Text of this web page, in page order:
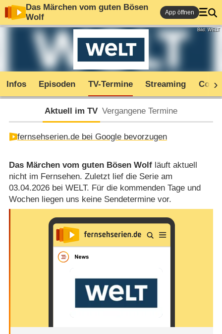
Das Märchen vom guten Bösen
Wolf
App öffnen
Bild: WELT
Infos Episoden TV-Termine Streaming
Aktuell im TV Vergangene Termine
fernsehserien.de bei Google bevorzugen
Das Märchen vom guten Bösen Wolfläuft aktuell
nicht im Fernsehen. Zuletzt lief die Serie am
03.04.2026 bei WELT. Für die kommenden Tage und
Wochen liegen uns keine Sendetermine vor.